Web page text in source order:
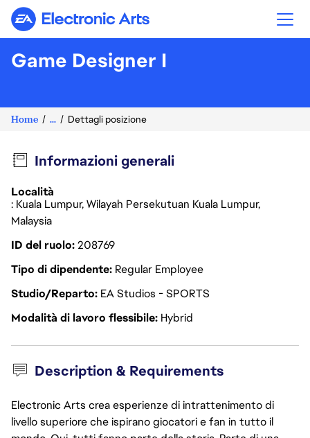
Electronic Arts
Game Designer I
Home ... Dettagli posizione
Informazioni generali
Località
: Kuala Lumpur, Wilayah Persekutuan Kuala Lumpur,
Malaysia
ID del ruolo208769
Tipo di dipendente Regular Employee
Studio/Reparto EA Studios - SPORTS
Modalità di lavoro flessibile Hybrid
Description & Requirements
Electronic Arts crea esperienze di intrattenimento di
livello superiore che ispirano giocatori e fan in tutto il